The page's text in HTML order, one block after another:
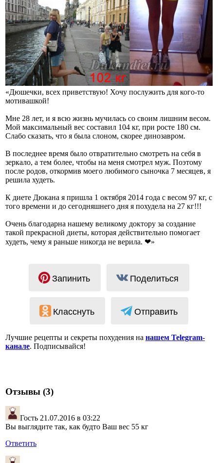
«Дюшечки, всех приветствую! Хочу послужить для кого-то
мотивашкой!
Мне 28 лет, и я всю жизнь мучилась со своим лишним весом.
Мой максимальный вес составил 104 кг, при росте 180 см.
Слабо сказать, что я была слоном, скорее динозавром.
В последнее время было отвратительно смотреть на себя в
зеркало, а тем более, чтобы на меня смотрел муж. Поэтому
после родов, откормив моего любимого сыночка 7 месяцев, я
решила худеть.
К диете Дюкана я пришла 1 октября 2014 года с весом 97 кг, с
того времени и до сегодняшнего дня я похудела на 27 кг!!!
Очень благодарна нашему великому доктору за создание
такой прекрасной диеты, которая действительно помогает
худеть, чему я раньше никогда не верила. ❤»
Запинить Поделиться
Класснуть Отправить
Лучшие рецепты и секреты похудения на нашем Telegram-
канале. Подписывайся!
Отзывы (3)
Гость 21.07.2016 в 03:22
Вы выглядите так, как будто Ваш вес 55 кг
Ответить